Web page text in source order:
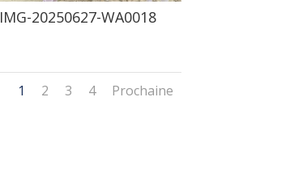
IMG-20250627-WA0018
1 2 3 4 Prochaine